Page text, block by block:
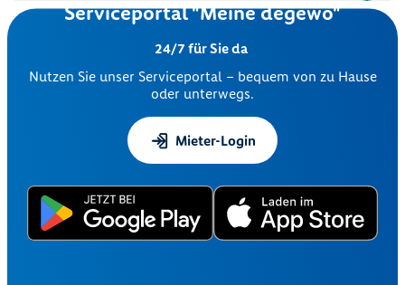
Serviceportal "Meine degewo"
24/7 für Sie da
Nutzen Sie unser Serviceportal – bequem von zu Hause
oder unterwegs.
Mieter-Login